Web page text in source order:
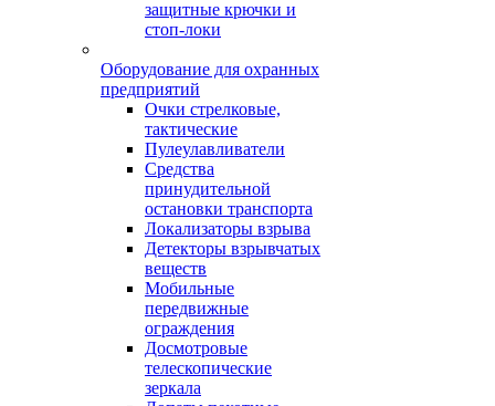
защитные крючки и
стоп-локи
Оборудование для охранных
предприятий
Очки стрелковые,
тактические
Пулеулавливатели
Средства
принудительной
остановки транспорта
Локализаторы взрыва
Детекторы взрывчатых
веществ
Мобильные
передвижные
ограждения
Досмотровые
телескопические
зеркала